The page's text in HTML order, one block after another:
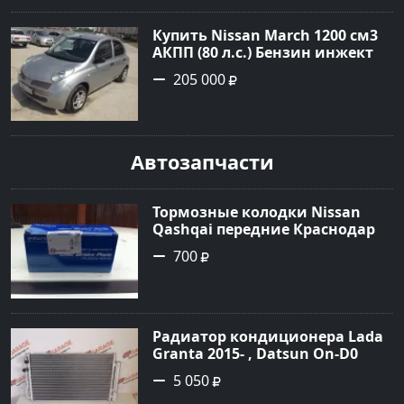
Авторынок23
Купить Nissan March 1200 см3
АКПП (80 л.с.) Бензин инжектор
в Новороссийск: цвет серебро
Хетчбэк 2003 года по цене
205 000
Автозапчасти
Тормозные колодки Nissan
Qashqai передние Краснодар
700
Радиатор кондиционера Lada
Granta 2015- , Datsun On-D0
2016- Краснодар
5 050